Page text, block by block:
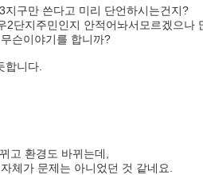
지구만 쓴다고 미리 단언하시는건지?
2단지주민인지 안적어놔서모르겠으나
슨이야기를 합니까?
합니다.
고 환경도 바뀌는데,
체가 문제는 아니었던 것 같네요.